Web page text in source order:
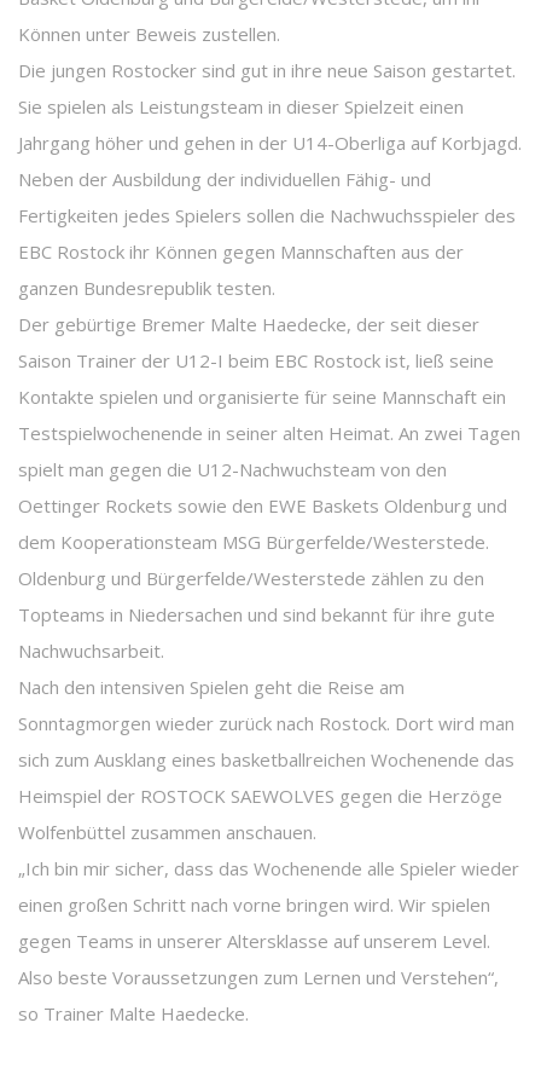
Können unter Beweis zustellen.
Die jungen Rostocker sind gut in ihre neue Saison gestartet.
Sie spielen als Leistungsteam in dieser Spielzeit einen
Jahrgang höher und gehen in der U14-Oberliga auf Korbjagd.
Neben der Ausbildung der individuellen Fähig- und
Fertigkeiten jedes Spielers sollen die Nachwuchsspieler des
EBC Rostock ihr Können gegen Mannschaften aus der
ganzen Bundesrepublik testen.
Der gebürtige Bremer Malte Haedecke, der seit dieser
Saison Trainer der U12-I beim EBC Rostock ist, ließ seine
Kontakte spielen und organisierte für seine Mannschaft ein
Testspielwochenende in seiner alten Heimat. An zwei Tagen
spielt man gegen die U12-Nachwuchsteam von den
Oettinger Rockets sowie den EWE Baskets Oldenburg und
dem Kooperationsteam MSG Bürgerfelde/Westerstede.
Oldenburg und Bürgerfelde/Westerstede zählen zu den
Topteams in Niedersachen und sind bekannt für ihre gute
Nachwuchsarbeit.
Nach den intensiven Spielen geht die Reise am
Sonntagmorgen wieder zurück nach Rostock. Dort wird man
sich zum Ausklang eines basketballreichen Wochenende das
Heimspiel der ROSTOCK SAEWOLVES gegen die Herzöge
Wolfenbüttel zusammen anschauen.
„Ich bin mir sicher, dass das Wochenende alle Spieler wieder
einen großen Schritt nach vorne bringen wird. Wir spielen
gegen Teams in unserer Altersklasse auf unserem Level.
Also beste Voraussetzungen zum Lernen und Verstehen“,
so Trainer Malte Haedecke.